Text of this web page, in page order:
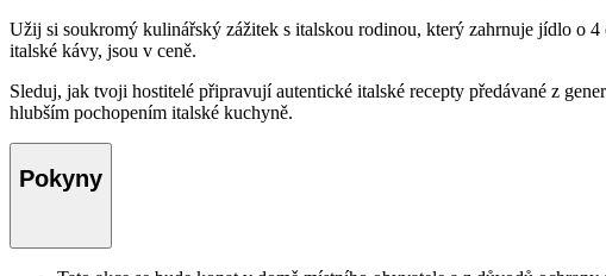
Užij si soukromý kulinářský zážitek s italskou rodinou, který zahrnuje jídlo o
italské kávy, jsou v ceně.
Sleduj, jak tvoji hostitelé připravují autentické italské recepty předávané z
hlubším pochopením italské kuchyně.
Pokyny